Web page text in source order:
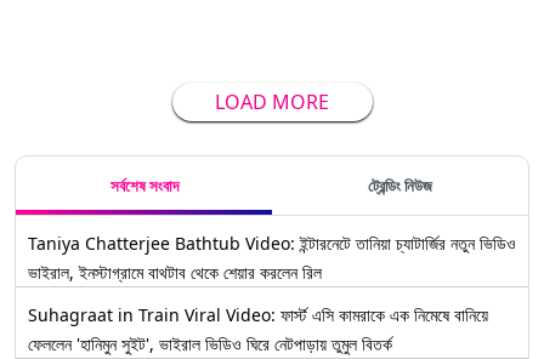
LOAD MORE
সর্বশেষ সংবাদ ট্রেন্ডিং নিউজ
Taniya Chatterjee Bathtub Video: ইন্টারনেটে তানিয়া চ্যাটার্জির নতুন ভিডিও
ভাইরাল, ইনস্টাগ্রামে বাথটাব থেকে শেয়ার করলেন রিল
Suhagraat in Train Viral Video: ফার্স্ট এসি কামরাকে এক নিমেষে বানিয়ে
ফেললেন 'হানিমুন সুইট', ভাইরাল ভিডিও ঘিরে নেটপাড়ায় তুমুল বিতর্ক